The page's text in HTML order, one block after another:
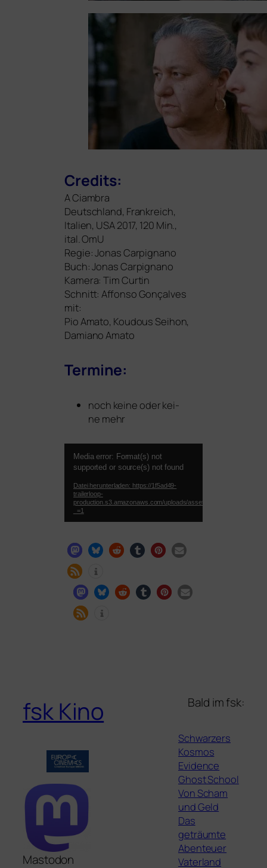
Credits:
A Ciambra
Deutschland, Frankreich,
Italien, USA2017, 120 Min.,
ital. OmU
Regie: Jonas Carpignano
Buch: Jonas Carpignano
Kamera: Tim Curtin
Schnitt: Affonso Gonçalves
mit:
Pio Amato, Koudous Seihon,
Damiano Amato
Termine:
noch kei­ne oder kei­
ne mehr
Video-
Player
Media error: Format(s) not
supported or source(s) not found
Datei herunterladen: https://1f5ad49-
trailerloop-
production.s3.amazonaws.com/uploads/asset_preview/video/file/
_=1
fsk Kino
Mastodon
Bald im fsk:
Schwarzers
Kosmos
Evidence
Ghost School
Von Scham
und Geld
Das
geträumte
Abenteuer
Vaterland